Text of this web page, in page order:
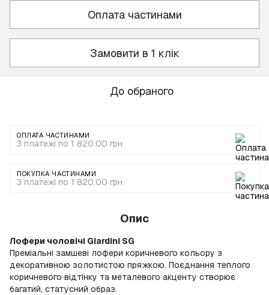
Оплата частинами
Замовити в 1 клік
До обраного
ОПЛАТА ЧАСТИНАМИ
3 платежі по 1 820.00 грн
ПОКУПКА ЧАСТИНАМИ
3 платежі по 1 820.00 грн
Опис
Лофери чоловічі Giardini SG
Преміальні замшеві лофери коричневого кольору з
декоративною золотистою пряжкою. Поєднання теплого
коричневого відтінку та металевого акценту створює
багатий, статусний образ.